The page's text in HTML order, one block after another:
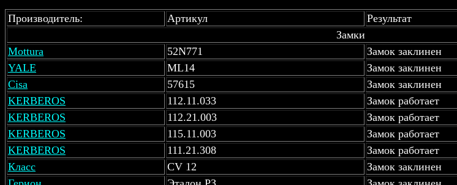
Производитель: Артикул
Результат
Замки
Mottura
52N771
Замок заклинен
YALE
ML14
Замок заклинен
Cisa
57615
Замок заклинен
KERBEROS
112.11.033
Замок работает
KERBEROS
112.21.003
Замок работает
KERBEROS
115.11.003
Замок работает
KERBEROS
111.21.308
Замок работает
Класс
СV 12
Замок заклинен